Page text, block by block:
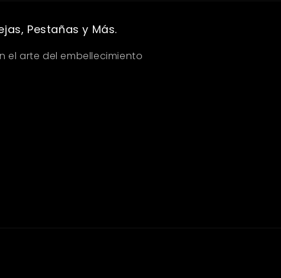
Pestañas y Más.
el arte del embellecimiento